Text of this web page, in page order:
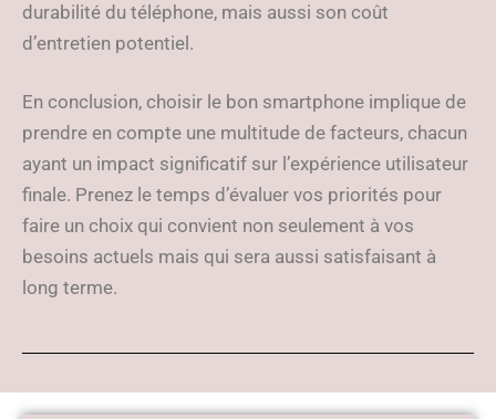
durabilité du téléphone, mais aussi son coût
d’entretien potentiel.
En conclusion, choisir le bon smartphone implique de
prendre en compte une multitude de facteurs, chacun
ayant un impact significatif sur l’expérience utilisateur
finale. Prenez le temps d’évaluer vos priorités pour
faire un choix qui convient non seulement à vos
besoins actuels mais qui sera aussi satisfaisant à
long terme.